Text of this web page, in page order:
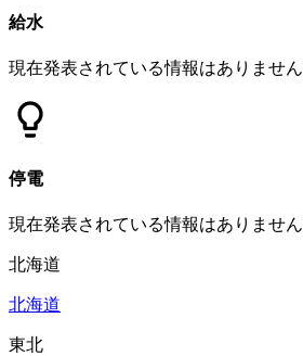
給水
現在発表されている情報はありません
停電
現在発表されている情報はありません
北海道
北海道
東北